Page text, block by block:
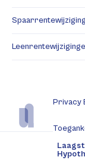
Privacy